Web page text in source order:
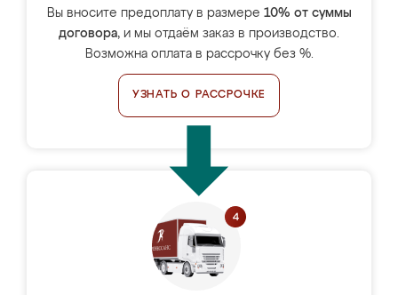
Вы вносите предоплату в размере 10% от суммы
договора, и мы отдаём заказ в производство.
Возможна оплата в рассрочку без %.
УЗНАТЬ О РАССРОЧКЕ